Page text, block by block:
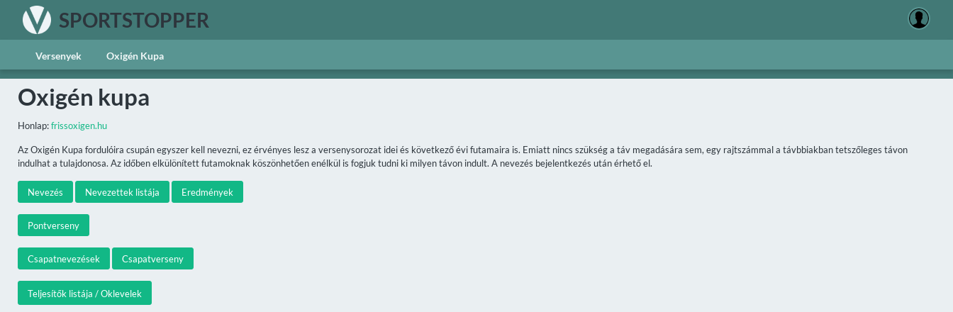
SPORTSTOPPER
Versenyek Oxigén Kupa
Oxigén kupa
Honlap:frissoxigen.hu
Az Oxigén Kupa fordulóira csupán egyszer kell nevezni, ez érvényes lesz a versenysorozat idei és következő évi futamaira is. Emiatt nincs szükség a táv megadására sem, egy rajtszámmal a távbbiakban tetszőleges távon
indulhat a tulajdonosa. Az időben elkülönített futamoknak köszönhetően enélkül is fogjuk tudni ki milyen távon indult. A nevezés bejelentkezés után érhető el.
Nevezés Nevezettek listája Eredmények
Pontverseny
Csapatnevezések Csapatverseny
Teljesítők listája / Oklevelek